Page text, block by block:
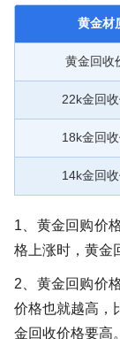
黄金材
黄金回收
22k金回
18k金回
14k金回
1、黄金回购价
格上涨时，黄金
2、黄金回购价
价格也就越高，
金回收价格要高。